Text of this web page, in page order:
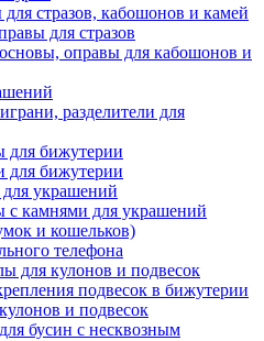
стразов, кабошонов и камей
для стразов
оправы для кабошонов и
разделители для
для бижутерии
для бижутерии
украшений
с камнями для украшений
и кошельков)
телефона
для кулонов и подвесок
подвесок в бижутерии
и подвесок
бусин с несквозным